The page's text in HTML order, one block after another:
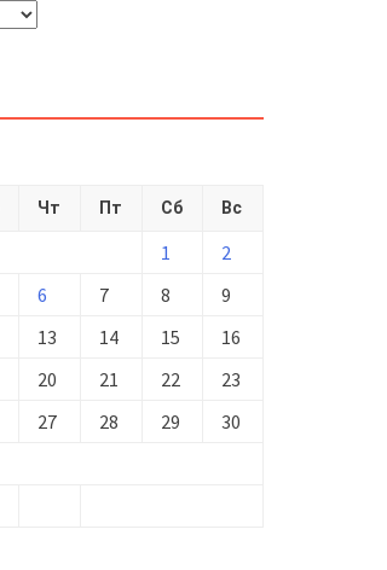
Чт Пт Сб Вс
1
2
6 7 8
9
13 14 15
16
20 21 22
23
27 28 29
30